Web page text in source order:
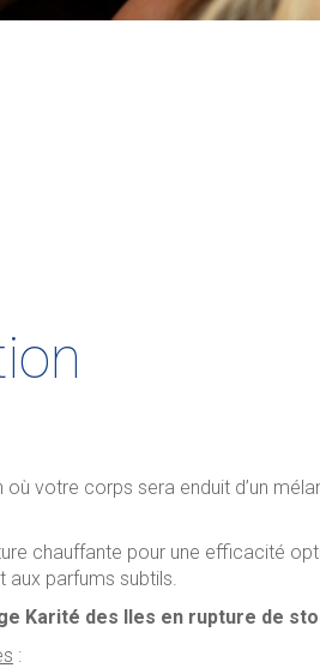
où votre corps sera enduit d’un
chauffante pour une efficacité
aux parfums subtils.
Karité des Iles en rupture de
: